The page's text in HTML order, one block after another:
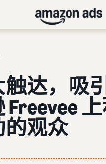
触达，吸
Freevee
的观众